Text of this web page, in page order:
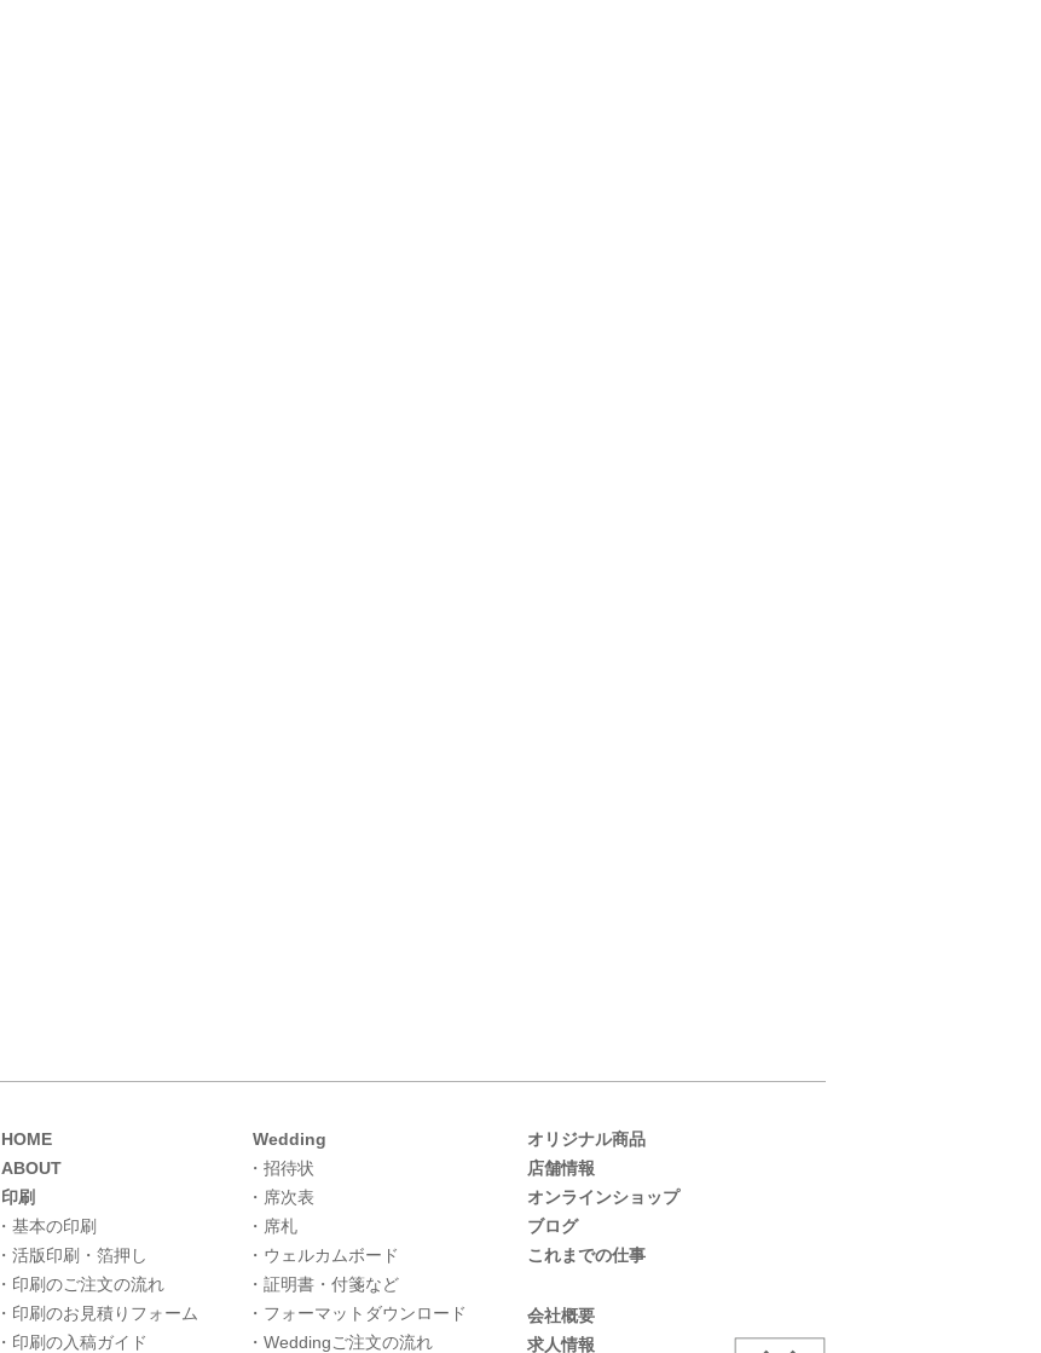
HOME
ABOUT
印刷
・基本の印刷
・活版印刷・箔押し
・印刷のご注文の流れ
・印刷のお見積りフォーム
・印刷の入稿ガイド
Wedding
・招待状
・席次表
・席札
・ウェルカムボード
・証明書・付箋など
・フォーマットダウンロード
・Weddingご注文の流れ
オリジナル商品
店舗情報
オンラインショップ
ブログ
これまでの仕事
会社概要
求人情報